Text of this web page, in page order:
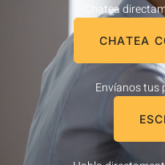
Chatea
CHATEA
Envíanos tus